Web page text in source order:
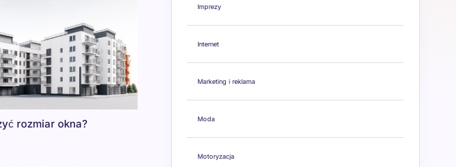
rozmiar okna?
Imprezy
Internet
Marketing i reklama
Moda
Motoryzacja